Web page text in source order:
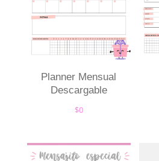
Planner Mensual
Descargable
$0